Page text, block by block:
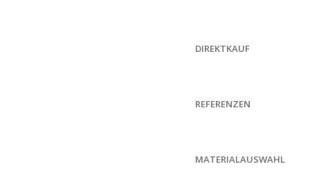
DIREKTKAUF
REFERENZEN
MATERIALAUSWAHL